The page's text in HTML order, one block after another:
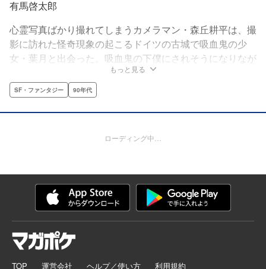
有馬啓太郎
心霊写真ばかり撮れてしまうカメラマン・森丘耕平は、撮
影に訪れた怪奇現象の起こるドイツの古城で吸血鬼の少
女・葉月と出会った。吸血鬼の下僕にされそうになりなが
らも日本へと帰国した耕平だったが、後を追って日本へと
やってきた吸血鬼の葉月が家に居候することになり…。
もっと見る
SF・ファンタジー 90年代
ローディング中…
TOP 運営会社 ヘルプ／使い方 利用規約